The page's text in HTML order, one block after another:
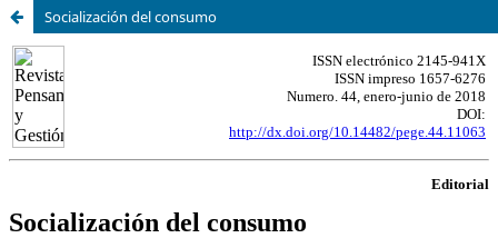
Socialización del consumo